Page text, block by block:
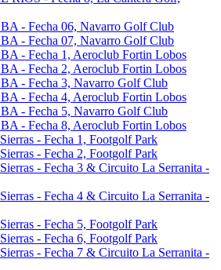
- Fecha 06, Navarro Golf Club
- Fecha 07, Navarro Golf Club
- Fecha 1, Aeroclub Fortin Lobos
- Fecha 2, Aeroclub Fortin Lobos
- Fecha 3, Navarro Golf Club
- Fecha 4, Aeroclub Fortin Lobos
- Fecha 5, Navarro Golf Club
- Fecha 8, Aeroclub Fortin Lobos
- Fecha 1, Footgolf Park
- Fecha 2, Footgolf Park
- Fecha 3 & Circuito La Serranita -
- Fecha 4 & Circuito La Serranita -
- Fecha 5, Footgolf Park
- Fecha 6, Footgolf Park
- Fecha 7 & Circuito La Serranita -